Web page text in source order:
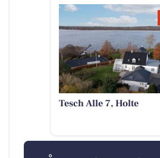
Tesch Alle 7, Holte